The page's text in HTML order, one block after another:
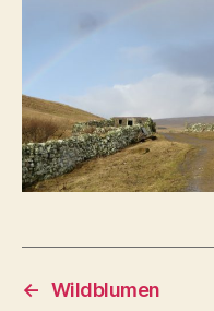
← Wildblumen